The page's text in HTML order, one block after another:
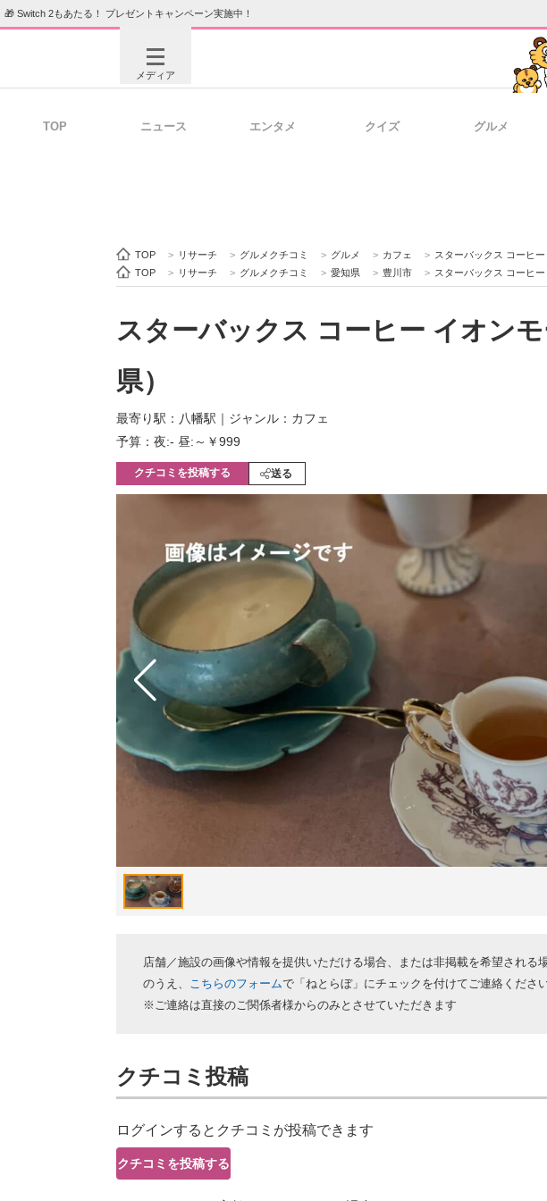
🎁 Switch 2もあたる！ プレゼントキャンペーン実施中！
メディア
ITエンジニア向け専門サイト 企業向けIT製品の総合サイト
モノづくり技術者専門サイト
ちょっと気になるネットの話題
TOP ニュース エンタメ クイズ グルメ
TOP > リサーチ > グルメクチコミ > グルメ > カフェ > スターバックス コーヒ
TOP
> リサーチ > グルメクチコミ > 愛知県 > 豊川市 > スターバックス コーヒ
スターバックス コーヒー イオン
県）
最寄り駅：八幡駅 ｜ ジャンル：カフェ
予算：夜:‐ 昼:～￥999
クチコミを投稿する 送る
店舗／施設の画像や情報を提供いただける場合、または非掲載を希望される
のうえ、 こちらのフォームで「ねとらぼ」にチェックを付けてご連絡ください
※ご連絡は直接のご関係者様からのみとさせていただきます
クチコミ投稿
ログインするとクチコミが投稿できます
クチコミを投稿する